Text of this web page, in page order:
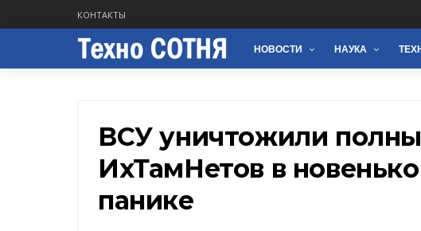
КОНТАКТЫ
НОВОСТИ НАУКА
ВСУ уничтожили
ИхТамНетов в
панике